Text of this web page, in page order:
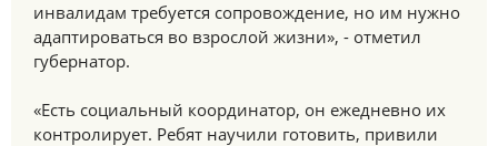
инвалидам требуется сопровождение, но им нужно
адаптироваться во взрослой жизни», - отметил
губернатор.
«Есть социальный координатор, он ежедневно их
контролирует. Ребят научили готовить, привили